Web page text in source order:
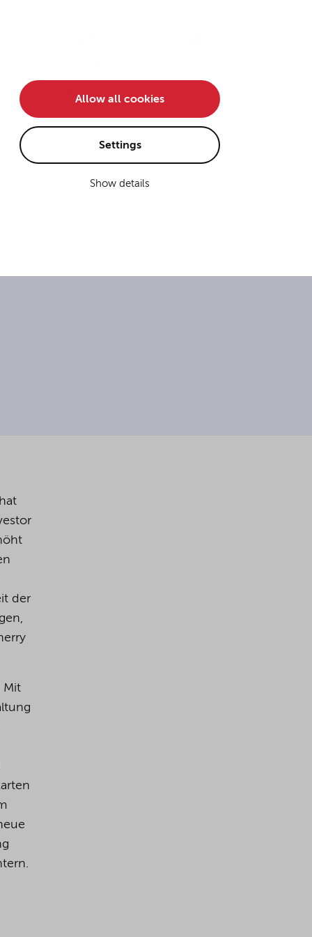
Allow all cookies
Settings
Show details
Kontakt
der
Mit